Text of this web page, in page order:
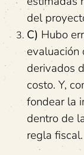
del
C) Hubo
derivados
costo. Y,
fondear la
dentro de
regla fiscal.